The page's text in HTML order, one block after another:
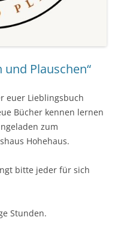
und Plauschen“
euer Lieblingsbuch
Bücher kennen lernen
zum
Hohehaus.
bitte jeder für sich
Stunden.